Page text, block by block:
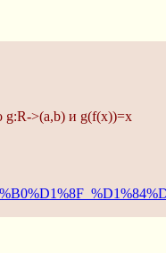
g:R->(a,b) и g(f(x))=x